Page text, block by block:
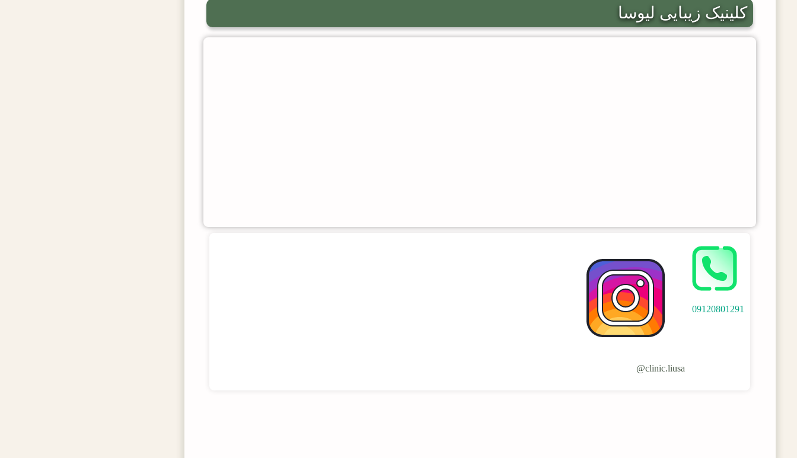
کلینیک زیبایی لیوسا
09120801291
clinic.liusa@